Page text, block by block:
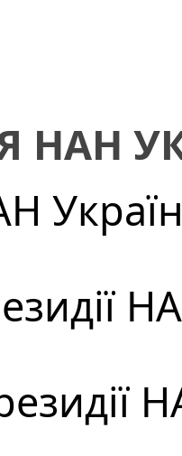
НАН